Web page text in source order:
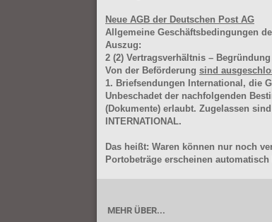
Neue AGB der Deutschen Post AG
Allgemeine Geschäftsbedingungen
Auszug:
2 (2) Vertragsverhältnis –
Von der Beförderung sind
1. Briefsendungen International, die
Unbeschadet der nachfolgenden
(Dokumente) erlaubt. Zugelassen
INTERNATIONAL.
Das heißt: Waren können nur noch
Portobeträge erscheinen
MEHR ÜBER...